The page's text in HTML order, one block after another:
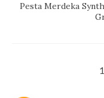
Pesta Merdeka